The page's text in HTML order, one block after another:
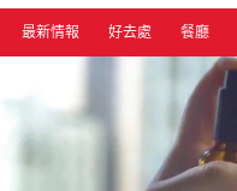
最新情報 好去處 餐廳